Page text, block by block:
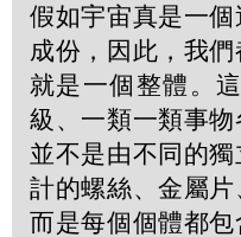
假如宇宙真是一
成份，因此，我
就是一個整體。
級、一類一類事
並不是由不同的
計的螺絲、金屬
而是每個個體都